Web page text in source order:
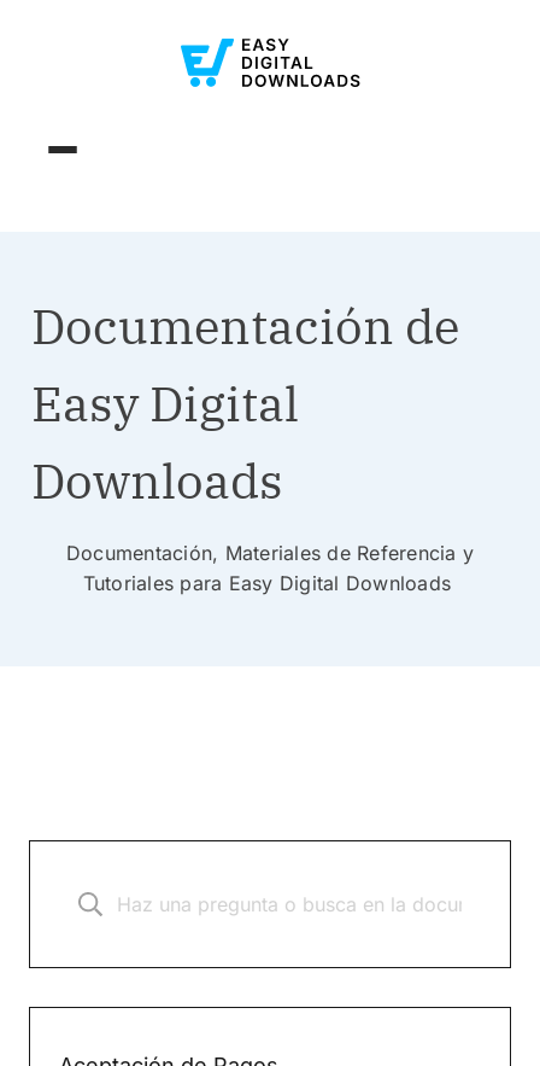
Documentación de
Easy Digital
Downloads
Documentación, Materiales de Referencia y
Tutoriales para Easy Digital Downloads